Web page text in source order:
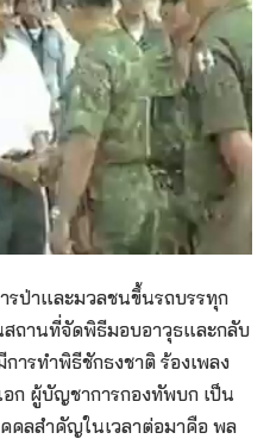
ป่าและมวลชนขึ้นรถบรรทุก
สถานที่จัดพิธีมอบอาวุธและกลับ
รทำพิธีชักธงชาติ ร้องเพลง
อก ผู้บัญชาการกองทัพบก เป็น
คลสำคัญในเวลาต่อมาคือ พล